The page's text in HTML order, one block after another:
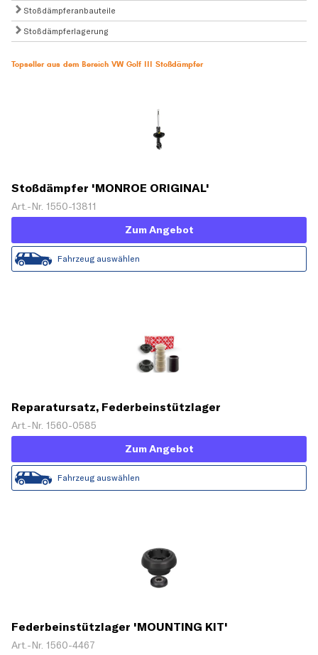
Stoßdämpferanbauteile
Stoßdämpferlagerung
Topseller aus dem Bereich VW Golf III Stoßdämpfer
Stoßdämpfer 'MONROE ORIGINAL'
Art.-Nr. 1550-13811
Zum Angebot
Fahrzeug auswählen
Reparatursatz, Federbeinstützlager
Art.-Nr. 1560-0585
Zum Angebot
Fahrzeug auswählen
Federbeinstützlager 'MOUNTING KIT'
Art.-Nr. 1560-4467